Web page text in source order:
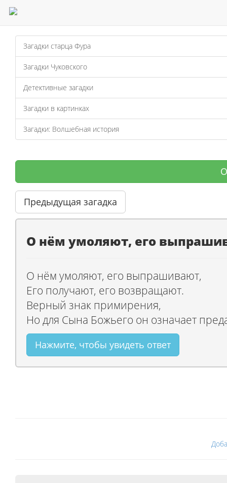
Загадки старца Фура
Загадки Чуковского
Детективные загадки
Загадки в картинках
Загадки: Волшебная история
Предыдущая загадка
О нём умоляют, его
О нём умоляют, его выпрашивают,
Его получают, его возвращают.
Верный знак примирения,
Но для Сына Божьего он означает
Нажмите, чтобы увидеть ответ